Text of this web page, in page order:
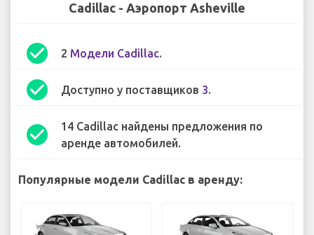
Cadillac - Аэропорт Asheville
check_circle 2 Модели Cadillac.
check_circle Доступно у поставщиков 3.
check_circle
14 Cadillac найдены предложения по
аренде автомобилей.
Популярные модели Cadillac в аренду: